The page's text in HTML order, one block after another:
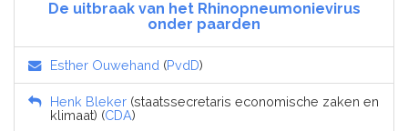
De uitbraak van het Rhinopneumonievirus
onder paarden
Esther Ouwehand (PvdD)
Henk Bleker (staatssecretaris economische zaken en
klimaat) (CDA)